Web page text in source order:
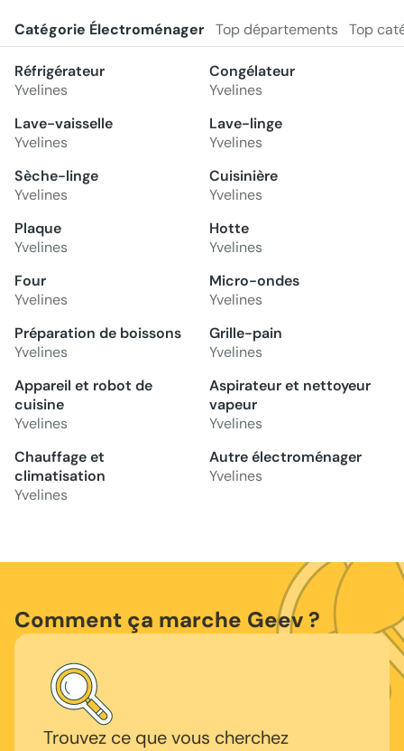
Catégorie Électroménager Top départements Top
Réfrigérateur
Yvelines
Congélateur
Yvelines
Lave-vaisselle
Yvelines
Lave-linge
Yvelines
Sèche-linge
Yvelines
Cuisinière
Yvelines
Plaque
Yvelines
Hotte
Yvelines
Four
Yvelines
Micro-ondes
Yvelines
Préparation de boissons
Yvelines
Grille-pain
Yvelines
Appareil et robot de
cuisine
Yvelines
Aspirateur et nettoyeur
vapeur
Yvelines
Chauffage et
climatisation
Yvelines
Autre électroménager
Yvelines
Comment ça marche Geev ?
Trouvez ce que vous cherchez